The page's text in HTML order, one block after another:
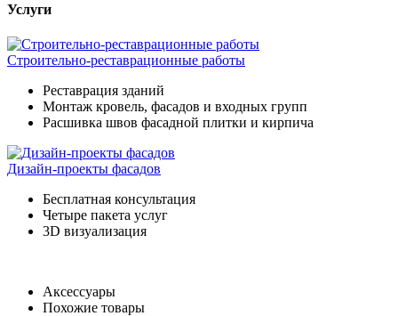
Услуги
Строительно-реставрационные работы
Реставрация зданий
Монтаж кровель, фасадов и входных групп
Расшивка швов фасадной плитки и кирпича
Дизайн-проекты фасадов
Бесплатная консультация
Четыре пакета услуг
3D визуализация
Аксессуары
Похожие товары